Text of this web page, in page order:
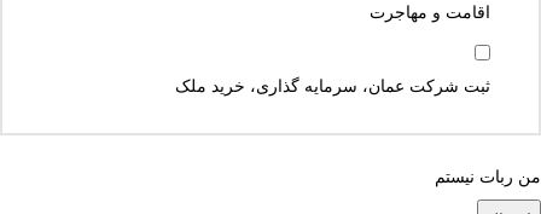
اقامت و مهاجرت
ثبت شرکت عمان، سرمایه گذاری، خرید ملک
من ربات نیستم